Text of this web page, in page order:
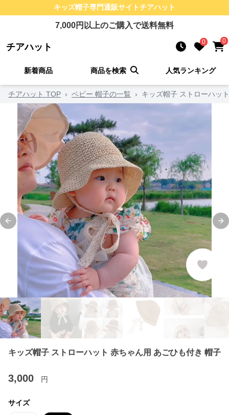
キッズ帽子専門通販サイトチアハット
7,000円以上のご購入で送料無料
チアハット 0 0
新着商品 商品を検索 人気ランキング
チアハット TOP › ベビー 帽子の一覧 › キッズ帽子 ストローハッ
Previous slide
キッズ帽子 ストローハット 赤ちゃん用 あごひも付き 帽子
3,000 円
サイズ